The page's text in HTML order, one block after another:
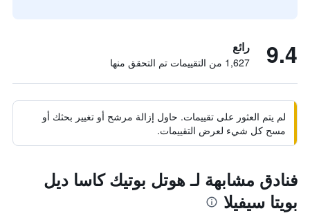
9.4 رائع
1,627 من التقييمات تم التحقق منها
لم يتم العثور على تقييمات. حاول إزالة مرشح أو تغيير بحثك أو
مسح كل شيء لعرض التقييمات.
فنادق مشابهة لـ هوتل بوتيك كاسا ديل
بويتا سيفيلا